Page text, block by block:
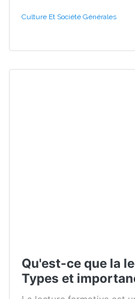
Culture Et Société Générales
Qu'est-ce que la
Types et